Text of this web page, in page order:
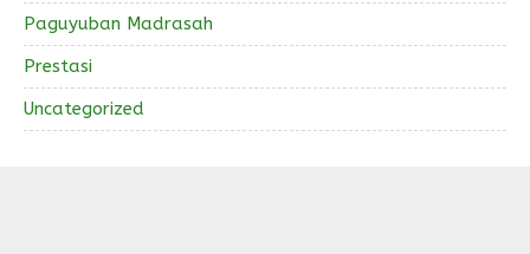
Paguyuban Madrasah
Prestasi
Uncategorized